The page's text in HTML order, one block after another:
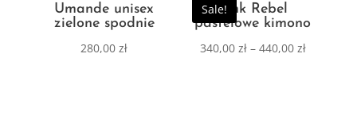
Umande unisex
zielone spodnie
280,00zł
Sale!Pink Rebel
pastelowe kimono
340,00 zł– 440,00 zł